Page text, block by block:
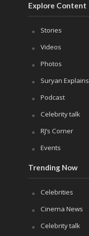
Explore Content
Stories
Videos
Photos
Suryan Explains
Podcast
Celebrity talk
RJ’s Corner
Events
Trending Now
Celebrities
Cinema News
Celebrity talk